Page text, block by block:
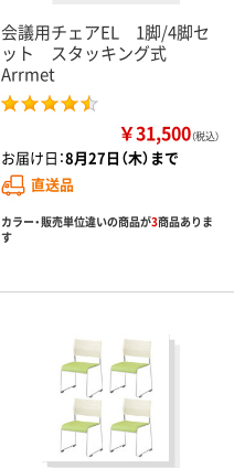
会議用チェアEL 1脚/4脚セ
ット スタッキング式
Arrmet
￥31,500（税込）
お届け日：8月27日（木）まで
直送品
カラー・販売単位違いの商品が3商品ありま
す